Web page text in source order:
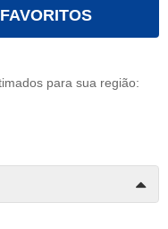
para sua região: